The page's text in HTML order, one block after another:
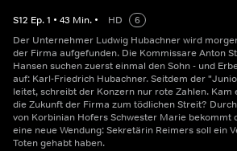
S12 Ep.1 • 43 Min. • HD
6
Der Unternehmer Ludwig Hubachner wird
der Firma aufgefunden. Die Kommissare Anton
Hansen suchen zuerst einmal den Sohn - und
auf: Karl-Friedrich Hubachner. Seitdem der
leitet, schreibt der Konzern nur rote Zahlen. Kam
die Zukunft der Firma zum tödlichen Streit?
von Korbinian Hofers Schwester Marie bekommt
eine neue Wendung: Sekretärin Reimers soll ein
Toten gehabt haben.